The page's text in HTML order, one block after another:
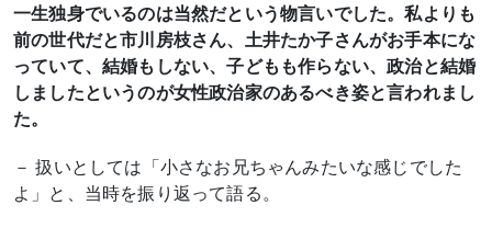
一生独身でいるのは当然だという物言いでした。私よりも
前の世代だと市川房枝さん、土井たか子さんがお手本にな
っていて、結婚もしない、子どもも作らない、政治と結婚
しましたというのが女性政治家のあるべき姿と言われまし
た。
－ 扱いとしては「小さなお兄ちゃんみたいな感じでした
よ」と、当時を振り返って語る。